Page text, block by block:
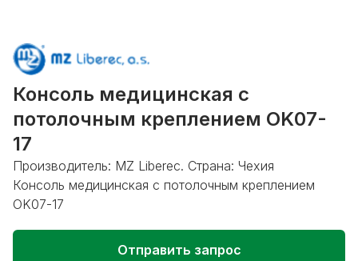
Консоль медицинская с
потолочным креплением OK07-
17
Производитель: MZ Liberec. Страна: Чехия
Консоль медицинская с потолочным креплением
OK07-17
Отправить запрос